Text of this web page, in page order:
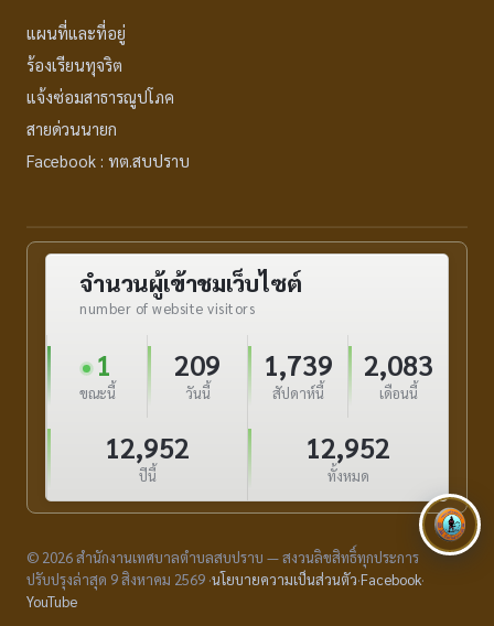
แผนที่และที่อยู่
ร้องเรียนทุจริต
แจ้งซ่อมสาธารณูปโภค
สายด่วนนายก
Facebook : ทต.สบปราบ
จำนวนผู้เข้าชมเว็บไซต์
number of website visitors
1
ขณะนี้
209
วันนี้
1,739
สัปดาห์นี้
2,083
เดือนนี้
12,952
ปีนี้
12,952
ทั้งหมด
© 2026 สำนักงานเทศบาลตำบลสบปราบ — สงวนลิขสิทธิ์ทุกประการ
ปรับปรุงล่าสุด 9 สิงหาคม 2569 ·นโยบายความเป็นส่วนตัว·Facebook·
YouTube